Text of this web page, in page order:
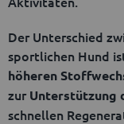
Der Unterschied
sportlichen Hund
höheren
zurUnterstützung
schnellen